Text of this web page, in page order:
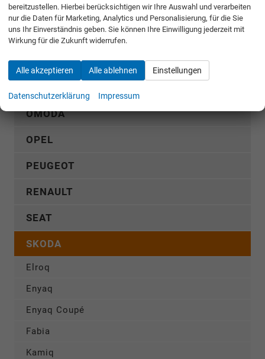
MERCEDES-BENZ
MG
MITSUBISHI
OMODA
OPEL
PEUGEOT
RENAULT
SEAT
SKODA
Elroq
Enyaq
Enyaq Coupé
Fabia
Kamiq
bereitzustellen. Hierbei berücksichtigen wir Ihre Auswahl und verarbeiten
nur die Daten für Marketing, Analytics und Personalisierung, für die Sie
uns Ihr Einverständnis geben. Sie können Ihre Einwilligung jederzeit mit
Wirkung für die Zukunft widerrufen.
Alle akzeptieren Alle ablehnen Einstellungen
Datenschutzerklärung Impressum